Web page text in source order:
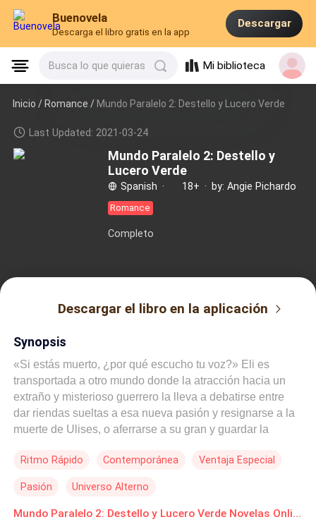
Buenovela
Descarga el libro gratis en la app
Descargar
Busca lo que quieras Mi biblioteca
Inicio /Romance / Mundo Paralelo 2: Destello y Lucero Verde
Last Updated: 2021-03-24
Mundo Paralelo 2: Destello y
Lucero Verde
Spanish · 18+ · by: Angie Pichardo
Romance
Completo
Descargar el libro en la aplicación
Synopsis
«Si estás muerto, ¿por qué escucho tu voz?» Eli es
transportada a otro mundo donde la atracción hacia un
extraño y misterioso guerrero la lleva a debatirse entre
dar riendas sueltas a esa nueva pasión y resignarse a la
muerte de Ulises, o aferrarse a su gran y guardar la
poca posibilidad de que él también haya sido
Ritmo Rápido Contemporánea Ventaja Especial
Pasión Universo Alterno
Mundo Paralelo 2: Destello y Lucero Verde Novelas Online Descarga gratuita de PDF